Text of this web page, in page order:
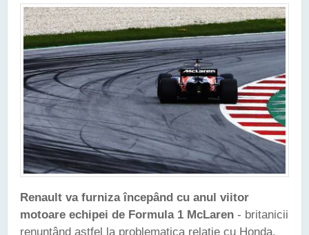
MAȘINI ELECTRICE ȘI HIBRID
CONTACT
Renault va furniza începând cu anul viitor
motoare echipei de Formula 1 McLaren - britanicii
renunțând astfel la problematica relație cu Honda.